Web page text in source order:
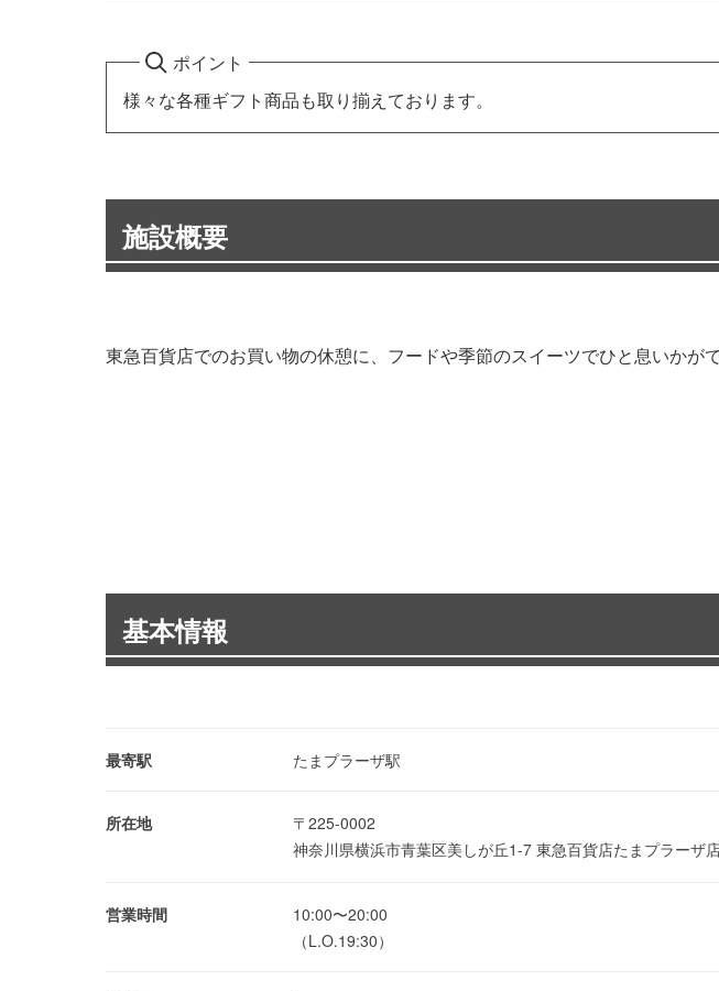
ポイント
様々な各種ギフト商品も取り揃えております。
施設概要
東急百貨店でのお買い物の休憩に、フードや季節のスイーツでひと息いかが
基本情報
最寄駅 たまプラーザ駅
所在地
〒225-0002
神奈川県横浜市青葉区美しが丘1-7 東急百貨店たまプラーザ
営業時間
10:00〜20:00
（L.O.19:30）